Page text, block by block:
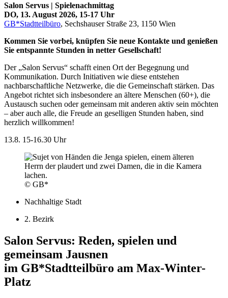
Salon Servus | Spielenachmittag
DO, 13. August 2026, 15-17 Uhr
GB*Stadtteilbüro, Sechshauser Straße 23, 1150 Wien
Kommen Sie vorbei, knüpfen Sie neue Kontakte und genießen
Sie entspannte Stunden in netter Gesellschaft!
Der „Salon Servus“ schafft einen Ort der Begegnung und
Kommunikation. Durch Initiativen wie diese entstehen
nachbarschaftliche Netzwerke, die die Gemeinschaft stärken. Das
Angebot richtet sich insbesondere an ältere Menschen (60+), die
Austausch suchen oder gemeinsam mit anderen aktiv sein möchten
– aber auch alle, die Freude an geselligen Stunden haben, sind
herzlich willkommen!
13.8. 15-16.30 Uhr
© GB*
Nachhaltige Stadt
2. Bezirk
Salon Servus: Reden, spielen und
gemeinsam Jausnen
im GB*Stadtteilbüro am Max-Winter-
Platz